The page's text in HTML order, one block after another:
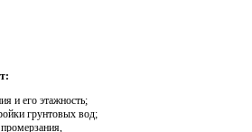
и его этажность;
грунтовых вод;